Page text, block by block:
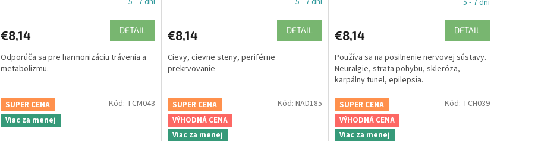
€8,14 DETAIL
Odporúča sa pre harmonizáciu trávenia a
metabolizmu.
€8,14 DETAIL
Cievy, cievne steny, periférne
prekrvovanie
€8,14 DETAIL
Používa sa na posilnenie nervovej sústavy.
Neuralgie, strata pohybu, skleróza,
karpálny tunel, epilepsia.
SUPER CENA
Viac za menej
Kód: TCM043
SUPER CENA
VÝHODNÁ CENA
Viac za menej
Kód: NAD185
SUPER CENA
VÝHODNÁ CENA
Viac za menej
Kód: TCH039